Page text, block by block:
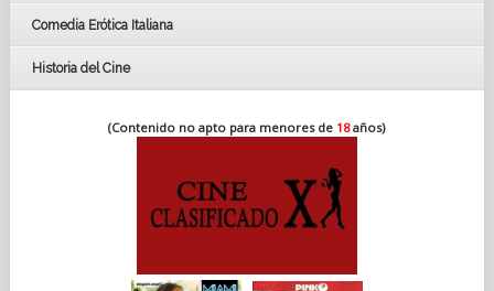
Comedia Erótica Italiana
Historia del Cine
(Contenido no apto para menores de 18años)